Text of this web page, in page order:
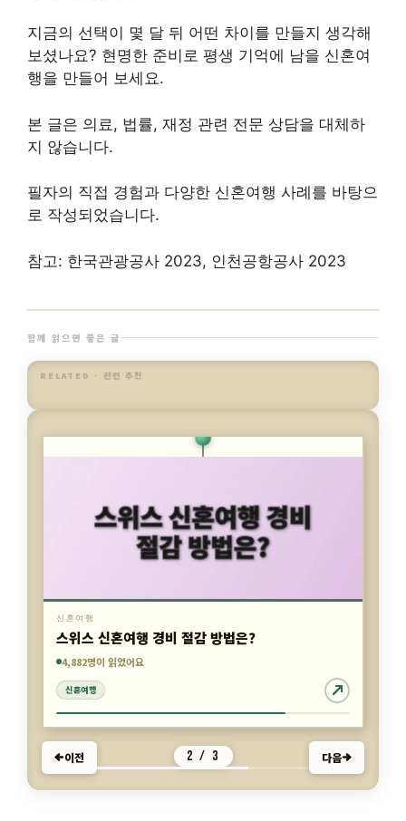
보셨나요? 현명한 준비로 평생 기억에 남을 신혼여
행을 만들어 보세요.
지 않습니다.
로 작성되었습니다.
RELATED · 관련 추천
7,860명이 읽었어요
스위스 신혼여행 경비 절감 방법은?
4,882명이 읽었어요
4,656명이 읽었어요
이전
카
테
고
신혼여행
그
리조트,숙소,신혼여행,신혼여행 고민 해결법